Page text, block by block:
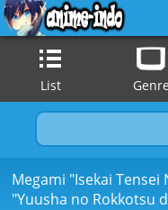
List Genre
Megami "Isekai
"Yuusha no Rokkotsu